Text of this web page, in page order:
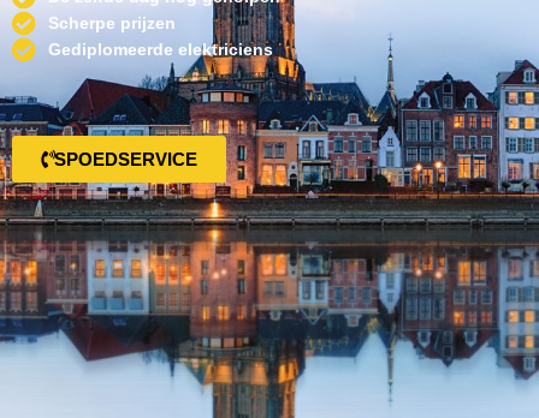
Scherpe prijzen
Gediplomeerde elektriciens
SPOEDSERVICE